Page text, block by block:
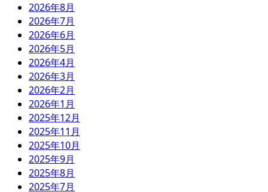
2026年8月
2026年7月
2026年6月
2026年5月
2026年4月
2026年3月
2026年2月
2026年1月
2025年12月
2025年11月
2025年10月
2025年9月
2025年8月
2025年7月